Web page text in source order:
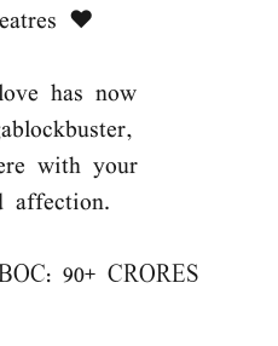
❤️
has now
with your
affection.
90+ CRORES